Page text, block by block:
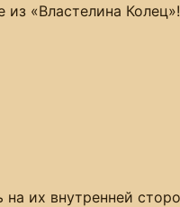
«Властелина Колец»!
их внутренней